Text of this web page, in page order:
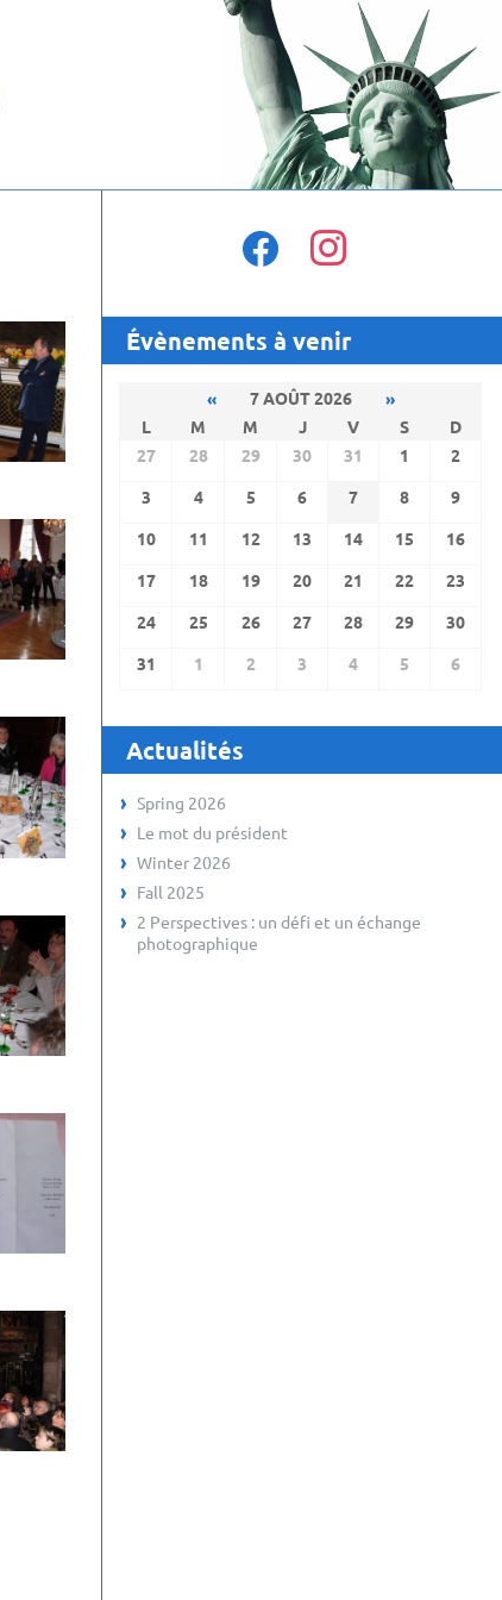
facebook instagram
Évènements à venir
« 7 AOÛT 2026
»
L
M M J V S
D
27
28 29 30 31 1
2
3
4 5 6 7 8
9
10
11 12 13 14 15
16
17
18 19 20 21 22
23
24
25 26 27 28 29
30
31
1 2 3 4 5 6
Actualités
Spring 2026
Le mot du président
Winter 2026
Fall 2025
2 Perspectives : un défi et un échange
photographique